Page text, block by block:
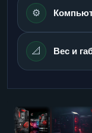
⚙️
📐 Вес и